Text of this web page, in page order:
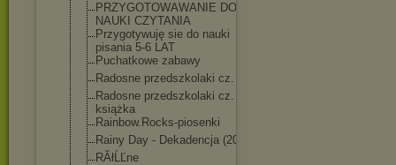
PRZYGOTOWAWANI E DO
NAUKI CZYTANIA
Przygotywuję sie do nauki
pisania 5-6 LAT
Puchatkowe zabawy
Radosne przedszkolaki cz. 2
Radosne przedszkolaki cz. 2 -
książka
Rainbow.Rocks-piosenki
Rainy Day - Dekadencja (2021)
RĂłĹĽne